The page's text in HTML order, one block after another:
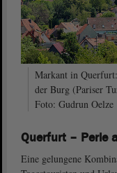
Markant in
der Burg (Pariser
Foto: Gudrun Oelze
Querfurt – Perle
Eine gelungene